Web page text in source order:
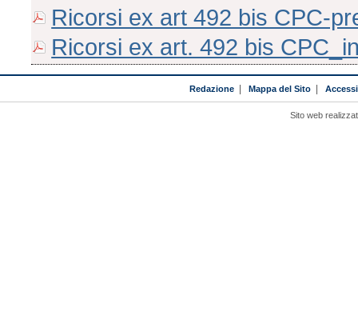
Ricorsi ex art 492 bis CPC-
Ricorsi ex art. 492 bis
Redazione| Mappa del Sito|
Sito web